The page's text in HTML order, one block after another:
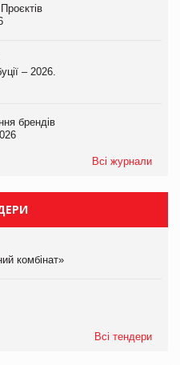
– 2026.
брендів
Всі журнали
комбінат»
Всі тендери